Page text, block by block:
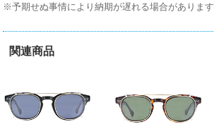
※予期せぬ事情により納期が遅れる場合があります
関連商品